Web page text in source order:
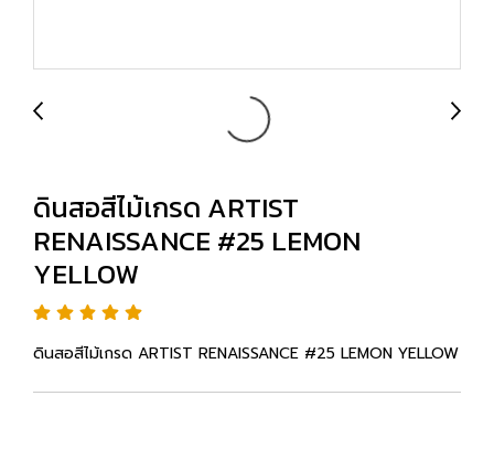
ดินสอสีไม้เกรด ARTIST
RENAISSANCE #25 LEMON
YELLOW
ดินสอสีไม้เกรด ARTIST RENAISSANCE #25 LEMON YELLOW